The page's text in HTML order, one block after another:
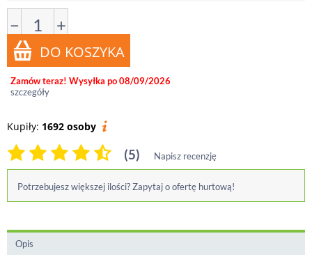
− +
Zamów teraz! Wysyłka po 08/09/2026
szczegóły
Kupiły: 1692 osoby
(5) Napisz recenzję
Potrzebujesz większej ilości? Zapytaj o ofertę hurtową!
Opis